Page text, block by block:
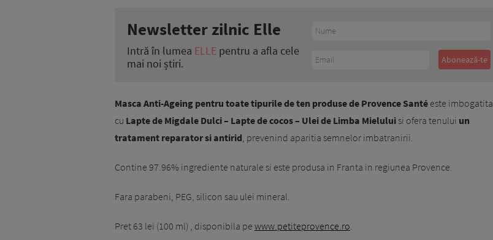
Newsletter zilnic Elle
Intră în lumea ELLE pentru a afla cele
mai noi știri.
Masca Anti-Ageing pentru toate tipurile de ten produse de Provence Santé este imbogatita
cu Lapte de Migdale Dulci – Lapte de cocos – Ulei de Limba Mieluluisi ofera tenului un
tratament reparator si antirid, prevenind aparitia semnelor imbatranirii.
Contine 97.96% ingrediente naturale si este produsa in Franta in regiunea Provence.
Fara parabeni, PEG, silicon sau ulei mineral.
Pret 63 lei (100 ml) , disponibila pe www.petiteprovence.ro.